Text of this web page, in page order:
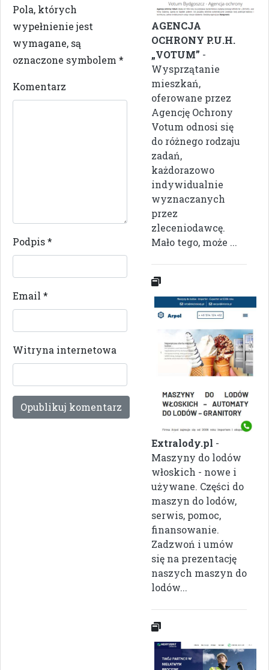
Pola, których
wypełnienie jest
wymagane, są
oznaczone symbolem *
Komentarz
Podpis*
Email *
Witryna internetowa
AGENCJA
OCHRONY P.U.H.
„VOTUM” -
Wysprzątanie
mieszkań,
oferowane przez
Agencję Ochrony
Votum odnosi się
do różnego rodzaju
zadań,
każdorazowo
indywidualnie
wyznaczanych
przez
zleceniodawcę.
Mało tego, może ...
Extralody.pl -
Maszyny do lodów
włoskich - nowe i
używane. Części do
maszyn do lodów,
serwis, pomoc,
finansowanie.
Zadzwoń i umów
się na prezentację
naszych maszyn do
lodów...